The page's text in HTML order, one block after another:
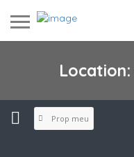
Location:
Prop meu